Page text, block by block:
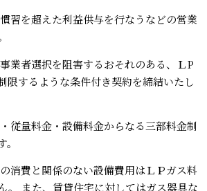
習を超えた利益供与を⾏なうなどの営業
業者選択を阻害するおそれのある、ＬP
限するような条件付き契約を締結いたし
従量料⾦・設備料⾦からなる三部料⾦制
消費と関係のない設備費⽤はＬＰガス料
。 また、賃貸住宅に対してはガス器具な